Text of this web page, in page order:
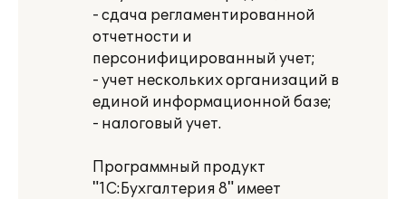
- сдача регламентированной
отчетности и
персонифицированный учет;
- учет нескольких организаций в
единой информационной базе;
- налоговый учет.
Программный продукт
"1С:Бухгалтерия 8" имеет